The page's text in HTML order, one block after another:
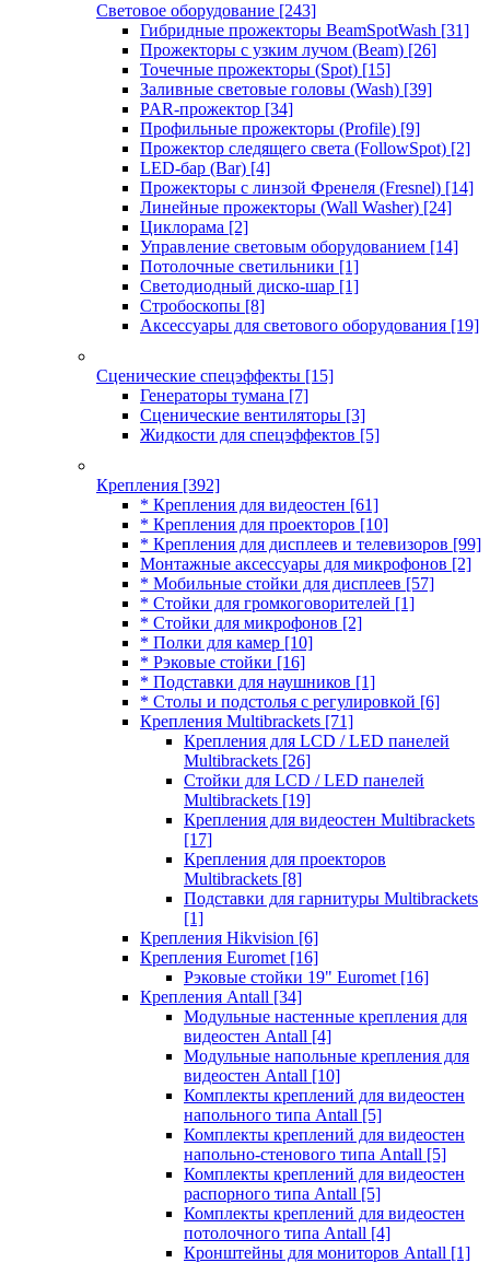
Световое оборудование [243]
Гибридные прожекторы BeamSpotWash [31]
Прожекторы с узким лучом (Beam) [26]
Точечные прожекторы (Spot) [15]
Заливные световые головы (Wash) [39]
PAR-прожектор [34]
Профильные прожекторы (Profile) [9]
Прожектор следящего света (FollowSpot) [2]
LED-бар (Bar) [4]
Прожекторы с линзой Френеля (Fresnel) [14]
Линейные прожекторы (Wall Washer) [24]
Циклорама [2]
Управление световым оборудованием [14]
Потолочные светильники [1]
Светодиодный диско-шар [1]
Стробоскопы [8]
Аксессуары для светового оборудования [19]
Сценические спецэффекты [15]
Генераторы тумана [7]
Сценические вентиляторы [3]
Жидкости для спецэффектов [5]
Крепления [392]
* Крепления для видеостен [61]
* Крепления для проекторов [10]
* Крепления для дисплеев и телевизоров [99]
Монтажные аксессуары для микрофонов [2]
* Мобильные стойки для дисплеев [57]
* Стойки для громкоговорителей [1]
* Стойки для микрофонов [2]
* Полки для камер [10]
* Рэковые стойки [16]
* Подставки для наушников [1]
* Столы и подстолья с регулировкой [6]
Крепления Multibrackets [71]
Крепления для LCD / LED панелей
Multibrackets [26]
Стойки для LCD / LED панелей
Multibrackets [19]
Крепления для видеостен Multibrackets
[17]
Крепления для проекторов
Multibrackets [8]
Подставки для гарнитуры Multibrackets
[1]
Крепления Hikvision [6]
Крепления Euromet [16]
Рэковые стойки 19" Euromet [16]
Крепления Antall [34]
Модульные настенные крепления для
видеостен Antall [4]
Модульные напольные крепления для
видеостен Antall [10]
Комплекты креплений для видеостен
напольного типа Antall [5]
Комплекты креплений для видеостен
напольно-стенового типа Antall [5]
Комплекты креплений для видеостен
распорного типа Antall [5]
Комплекты креплений для видеостен
потолочного типа Antall [4]
Кронштейны для мониторов Antall [1]